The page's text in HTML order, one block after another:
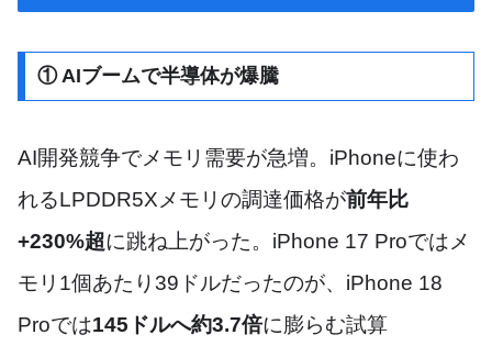
① AIブームで半導体が爆騰
AI開発競争でメモリ需要が急増。iPhoneに使わ
れるLPDDR5Xメモリの調達価格が前年比
+230%超に跳ね上がった。iPhone 17 Proではメ
モリ1個あたり39ドルだったのが、iPhone 18
Proでは145ドルへ約3.7倍に膨らむ試算